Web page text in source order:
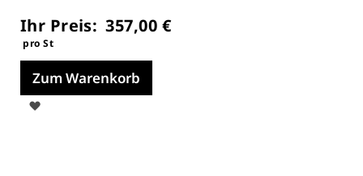
Ihr Preis: 357,00 €
pro St
Zum Warenkorb